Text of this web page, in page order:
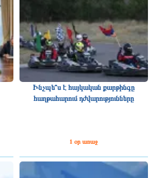
Ինչպե՞ս է հայկական քարթինգը
հաղթահարում դժվարությունները
1 օր առաջ